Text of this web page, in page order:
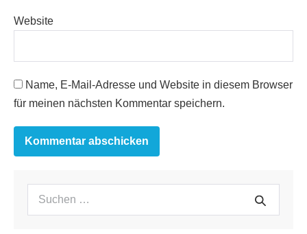
Website
Name, E-Mail-Adresse und Website in diesem Browser
für meinen nächsten Kommentar speichern.
Suchen
Suche